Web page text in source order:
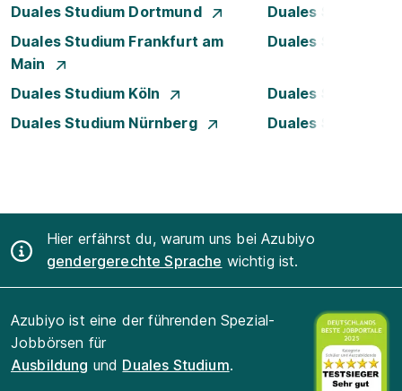
Duales Studium Dortmund
Duales Studium
Duales Studium Frankfurt am
Main
Duales Studium
Duales Studium Köln
Duales Studium
Duales Studium Nürnberg
Duales Studium
Hier erfährst du, warum uns bei Azubiyo
gendergerechte Sprache wichtig ist.
Azubiyo ist eine der führenden Spezial-
Jobbörsen für
Ausbildung und Duales Studium.